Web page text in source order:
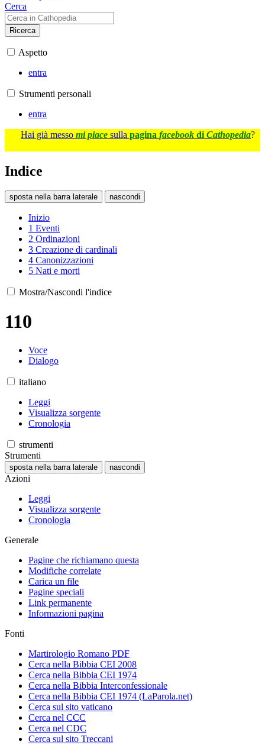
Cerca
Ricerca
Aspetto
entra
Strumenti personali
entra
Hai già messo mi piace sulla pagina facebook di Cathopedia?
Indice
sposta nella barra laterale nascondi
Inizio
1 Eventi
2 Ordinazioni
3 Creazione di cardinali
4 Canonizzazioni
5 Nati e morti
Mostra/Nascondi l'indice
110
Voce
Dialogo
italiano
Leggi
Visualizza sorgente
Cronologia
strumenti
Strumenti
sposta nella barra laterale nascondi
Azioni
Leggi
Visualizza sorgente
Cronologia
Generale
Pagine che richiamano questa
Modifiche correlate
Carica un file
Pagine speciali
Link permanente
Informazioni pagina
Fonti
Martirologio Romano PDF
Cerca nella Bibbia CEI 2008
Cerca nella Bibbia CEI 1974
Cerca nella Bibbia Interconfessionale
Cerca nella Bibbia CEI 1974 (LaParola.net)
Cerca sul sito vaticano
Cerca nel CCC
Cerca nel CDC
Cerca sul sito Treccani